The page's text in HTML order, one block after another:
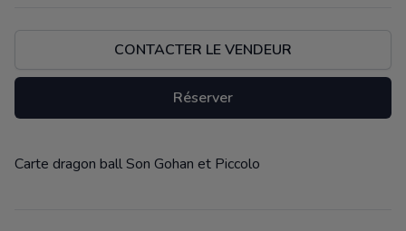
CONTACTER LE VENDEUR
Réserver
Description
Carte dragon ball Son Gohan et Piccolo